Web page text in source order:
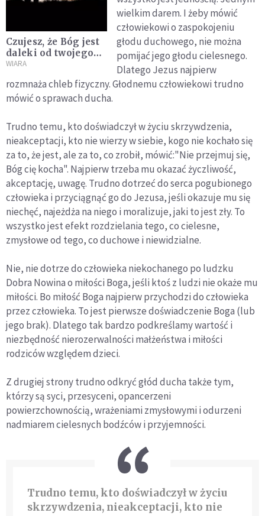
Czujesz, że Bóg jest
daleki od twojego
życia? Ta modlitwa
zmienić
WIARA
wielkim darem. I żeby mówić
człowiekowi o zaspokojeniu
głodu duchowego, nie można
pomijać jego głodu cielesnego.
Dlatego Jezus najpierw
rozmnaża chleb fizyczny. Głodnemu człowiekowi trudno
mówić o sprawach ducha.
Trudno temu, kto doświadczył w życiu skrzywdzenia,
nieakceptacji, kto nie wierzy w siebie, kogo nie kochało się
za to, że jest, ale za to, co zrobił, mówić:"Nie przejmuj się,
Bóg cię kocha". Najpierw trzeba mu okazać życzliwość,
akceptację, uwagę. Trudno dotrzeć do serca pogubionego
człowieka i przyciągnąć go do Jezusa, jeśli okazuje mu się
niechęć, najeżdża na niego i moralizuje, jaki to jest zły. To
wszystko jest efekt rozdzielania tego, co cielesne,
zmysłowe od tego, co duchowe i niewidzialne.
Nie, nie dotrze do człowieka niekochanego po ludzku
Dobra Nowina o miłości Boga, jeśli ktoś z ludzi nie okaże mu
miłości. Bo miłość Boga najpierw przychodzi do człowieka
przez człowieka. To jest pierwsze doświadczenie Boga (lub
jego brak). Dlatego tak bardzo podkreślamy wartość i
niezbędność nierozerwalności małżeństwa i miłości
rodziców względem dzieci.
Z drugiej strony trudno odkryć głód ducha także tym,
którzy są syci, przesyceni, opancerzeni
powierzchownością, wrażeniami zmysłowymi i odurzeni
nadmiarem cielesnych bodźców i przyjemności.
Trudno temu, kto doświadczył w życiu
skrzywdzenia, nieakceptacji, kto nie